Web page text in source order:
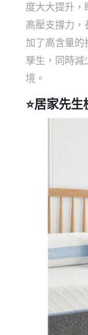
度大大提升，
高壓支撐力，
加了高含量的
孳生，同時減
境。
⭐居家先生